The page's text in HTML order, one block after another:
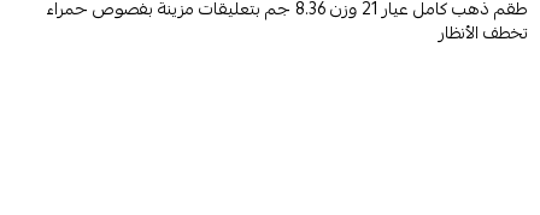
طقم ذهب كامل عيار 21 وزن 8.36 جم بتعليقات مزينة بفصوص حمراء
تخطف الأنظار